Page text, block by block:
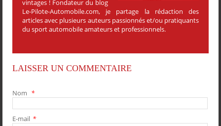
vintages ! Fondateur du blog
Le-Pilote-Automobile.com, je partage la rédaction des
articles avec plusieurs auteurs passionnés et/ou pratiquants
du sport automobile amateurs et professionnels.
LAISSER UN COMMENTAIRE
Nom *
E-mail *